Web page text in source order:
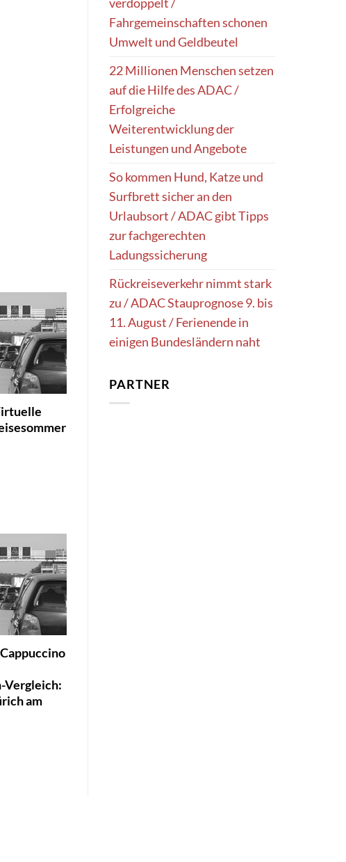
Vergleich:
am
verdoppelt /
Fahrgemeinschaften schonen
Umwelt und Geldbeutel
22 Millionen Menschen setzen
auf die Hilfe des ADAC /
Erfolgreiche
Weiterentwicklung der
Leistungen und Angebote
So kommen Hund, Katze und
Surfbrett sicher an den
Urlaubsort / ADAC gibt Tipps
zur fachgerechten
Ladungssicherung
Rückreiseverkehr nimmt stark
zu / ADAC Stauprognose 9. bis
11. August / Ferienende in
einigen Bundesländern naht
PARTNER